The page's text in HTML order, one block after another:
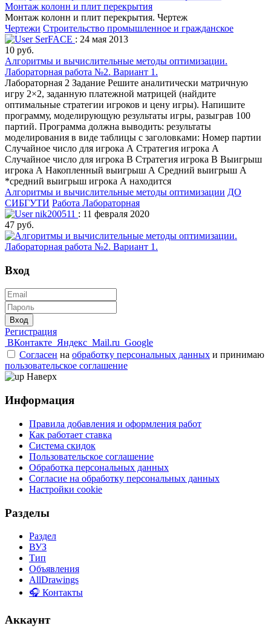
Монтаж колонн и плит перекрытия
Монтаж колонн и плит перекрытия. Чертеж
Чертежи Строительство промышленное и гражданское
SerFACE : 24 мая 2013
10 руб.
Алгоритмы и вычислительные методы оптимизации.
Лабораторная работа №2. Вариант 1.
Лабораторная 2 Задание Решите аналитически матричную
игру 2×2, заданную платежной матрицей (найдите
оптимальные стратегии игроков и цену игры). Напишите
программу, моделирующую результаты игры, разыграв 100
партий. Программа должна выводить: результаты
моделирования в виде таблицы с заголовками: Номер партии
Случайное число для игрока А Стратегия игрока А
Случайное число для игрока В Стратегия игрока В Выигрыш
игрока А Накопленный выигрыш А Средний выигрыш А
*средний выигрыш игрока А находится
Алгоритмы и вычислительные методы оптимизации ДО
СИБГУТИ Работа Лабораторная
nik200511 : 11 февраля 2020
47 руб.
Вход
Вход
Регистрация
ВКонтакте Яндекс Mail.ru Google
Согласен на обработку персональных данных и принимаю
пользовательское соглашение
Наверх
Информация
Правила добавления и оформления работ
Как работает ставка
Система скидок
Пользовательское соглашение
Обработка персональных данных
Согласие на обработку персональных данных
Настройки cookie
Разделы
Раздел
ВУЗ
Тип
Объявления
AllDrawings
🎧 Контакты
Аккаунт